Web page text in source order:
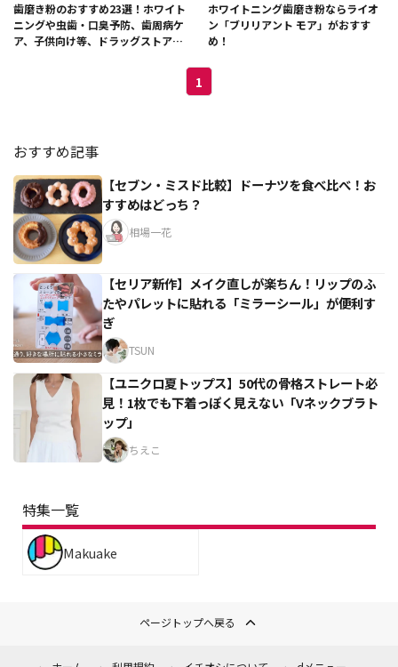
歯磨き粉のおすすめ23選！ホワイト
ニングや虫歯・口臭予防、歯周病ケ
ア、子供向け等、ドラッグストアや
ホワイトニング歯磨き粉ならライオ
ン「ブリリアント モア」がおすす
め！
1
おすすめ記事
【セブン・ミスド比較】ドーナツを食べ比べ！お
すすめはどっち？
相場一花
【セリア新作】メイク直しが楽ちん！リップのふ
たやパレットに貼れる「ミラーシール」が便利す
ぎ
TSUN
【ユニクロ夏トップス】50代の骨格ストレート必
見！1枚でも下着っぽく見えない「Vネックブラト
ップ」
ちえこ
特集一覧
Makuake
ページトップへ戻る